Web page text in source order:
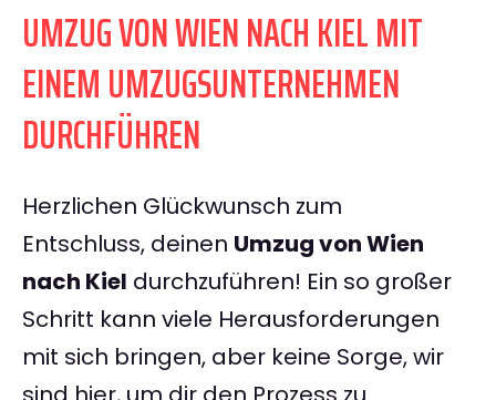
UMZUG VON WIEN NACH KIEL MIT
EINEM UMZUGSUNTERNEHMEN
DURCHFÜHREN
Herzlichen Glückwunsch zum
Entschluss, deinen Umzug von Wien
nach Kiel durchzuführen! Ein so großer
Schritt kann viele Herausforderungen
mit sich bringen, aber keine Sorge, wir